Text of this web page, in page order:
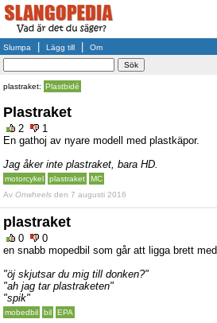
Slumpa Lägg till Om
plastraket: Plastbidé
Plastraket
2
1
En gathoj av nyare modell med plastkäpor.
Jag åker inte plastraket, bara HD.
motorcykel plastraket
MC
Av Onwheels den 7 augusti 2016
plastraket
0
0
en snabb mopedbil som går att ligga brett med
"öj skjutsar du mig till donken?"
"ah jag tar plastraketen"
"spik"
mobedbil bil
EPA